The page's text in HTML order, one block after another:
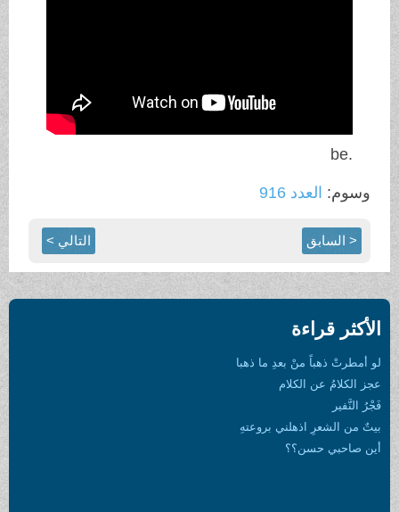
وسوم:العدد 916
< السابق التالي >
الأكثر قراءة
لو أمطرتْ ذهباً منْ بعدِ ما ذهبا
عجز الكلامُ عن الكلام
فَجْرُ النَّفير
بيتٌ من الشعرِ اذهلني بروعتهِ
أين صاحبي حسن؟؟